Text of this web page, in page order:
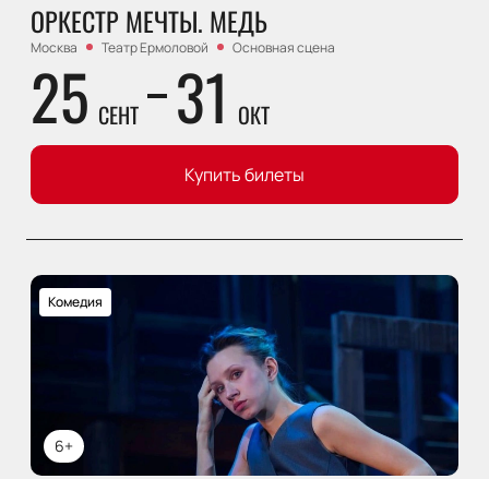
ОРКЕСТР МЕЧТЫ. МЕДЬ
Москва Театр Ермоловой Основная сцена
25 СЕНТ 31 ОКТ
Купить билеты
6+
Комедия